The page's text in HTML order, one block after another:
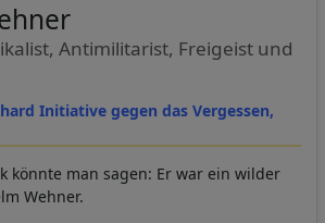
Initiative gegen das Vergessen,
Antimilitarist, Freigeist und
könnte man sagen: Er war ein wilder
Wehner.